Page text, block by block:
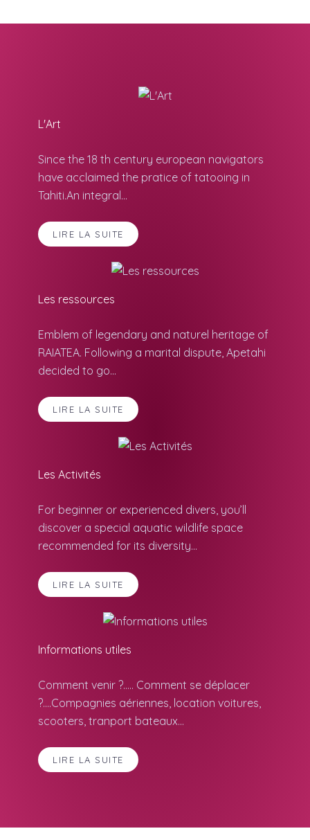
L'Art
Since the 18 th century european navigators
have acclaimed the pratice of tatooing in
Tahiti.An integral...
LIRE LA SUITE
Les ressources
Emblem of legendary and naturel heritage of
RAIATEA. Following a marital dispute, Apetahi
decided to go...
LIRE LA SUITE
Les Activités
For beginner or experienced divers, you’ll
discover a special aquatic wildlife space
recommended for its diversity...
LIRE LA SUITE
Informations utiles
Comment venir ?..... Comment se déplacer
?....Compagnies aériennes, location voitures,
scooters, tranport bateaux...
LIRE LA SUITE